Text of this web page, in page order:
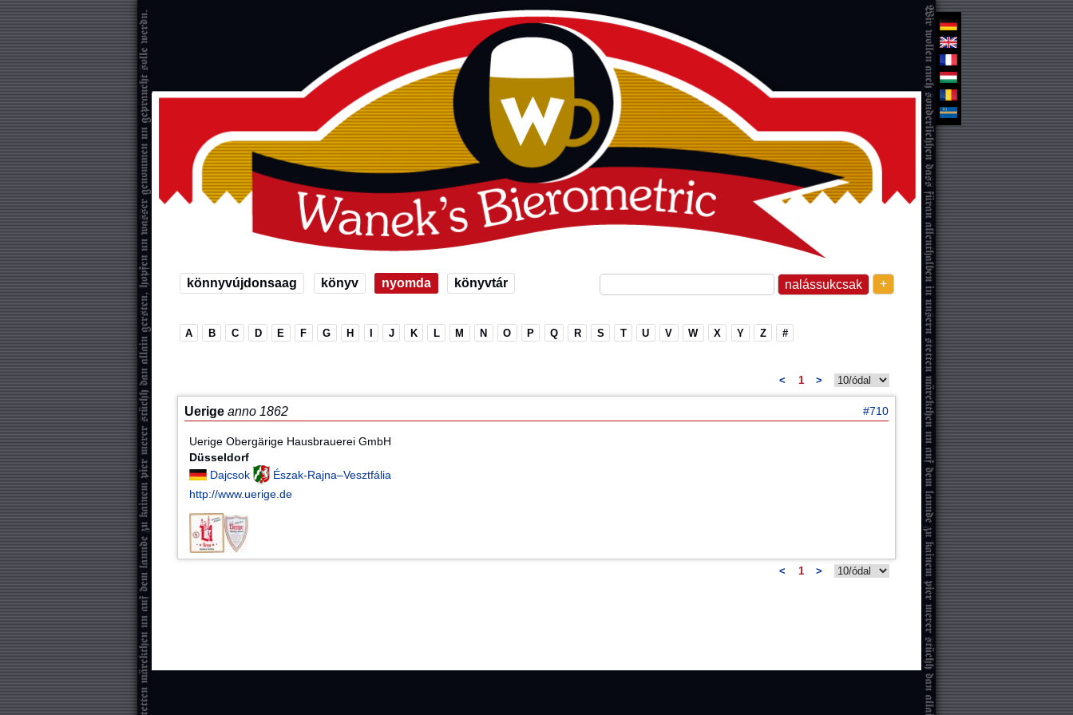
+
könnyvújdonsaag könyv nyomda könyvtár
A B C D E F G H J K L M N O P Q R S T U V W X Y Z #
< 1 >
Uerige anno 1862 #710
Uerige Obergärige Hausbrauerei GmbH
Düsseldorf
Dajcsok
Észak-Rajna–Vesztfália
http://www.uerige.de
< 1 >